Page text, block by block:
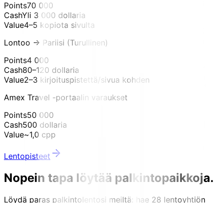
Points70 000
CashYli 3 000 dollaria
Value4–5 kopiota sivulta
Lontoo → Pariisi (Turullinen)
Points4 000
Cash80–120 dollaria
Value2–3 kirjoituspistettä/sivua kohden
Amex Travel -portaalin varaukset
Points50 000
Cash500 dollaria
Value~1,0 cpp
Lentopisteet
Nopein tapa löytää palkintopaikkoja.
Löydä paras palkintolentosi meiltä: hae 28 lentoyhtiön